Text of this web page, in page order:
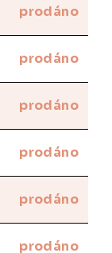
prodáno
prodáno
prodáno
prodáno
prodáno
prodáno